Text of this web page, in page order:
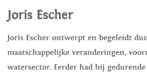
Joris Escher
Joris Escher ontwerpt en begeleidt
maatschappelijke veranderingen,
watersector. Eerder had hij